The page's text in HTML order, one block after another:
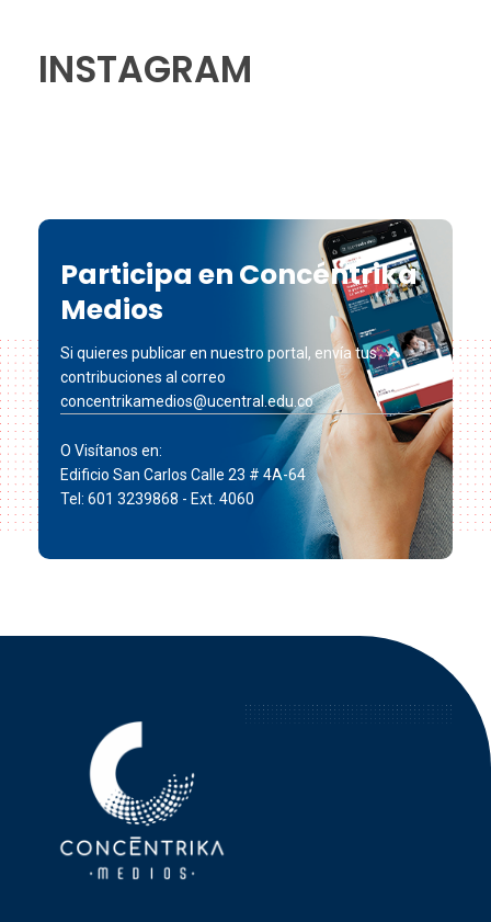
INSTAGRAM
Participa en Concéntrika
Medios
Si quieres publicar en nuestro portal, envía tus
contribuciones al correo
concentrikamedios@ucentral.edu.co
O Visítanos en:
Edificio San Carlos Calle 23 # 4A-64
Tel: 601 3239868 - Ext. 4060